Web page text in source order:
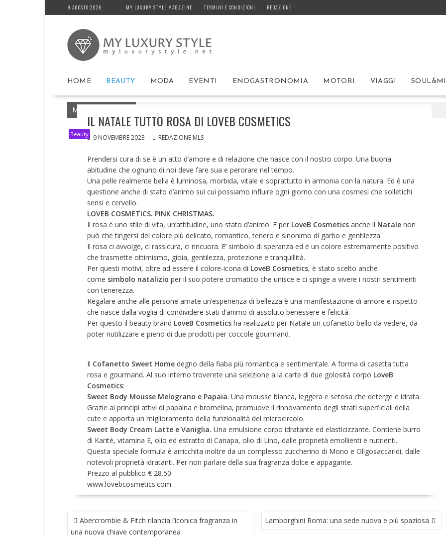
to
9 AGOSTO 2026 MY LUXURY STYLE MAGAZINE TERMINI E CONDIZIONI REDAZIONE
HOME BEAUTY MODA EVENTI ENOGASTRONOMIA MOTORI VIAGGI
MyLuxuryStyle.net
Beauty
IL NATALE TUTTO ROSA DI LOVEB COSMETICS
9 NOVEMBRE 2023 REDAZIONE MLS
Prendersi cura di se è un atto d’amore e di relazione che nasce con il nostro corpo. Una buona
abitudine che ognuno di noi deve fare sua e perorare nel tempo.
Una pelle realmente bella è luminosa, morbida, vitale e soprattutto in armonia con la natura. Ed è una
questione anche di stato d’animo sui cui possiamo influire ogni giorno con una cosmesi che solletichi
sensi e cervello.
LOVEB COSMETICS. PINK CHRISTMAS.
Il rosa è uno stile di vita, un’attitudine, uno stato d’animo. E per LoveB Cosmetics anche il Natalenon
può che tingersi del colore più delicato, romantico, tenero e sinonimo di garbo e gentilezza.
Il rosa ci avvolge, ci rassicura, ci rincuora. E’ simbolo di speranza ed è un colore estremamente positivo
che trasmette ottimismo, gioia, gentilezza, protezione e tranquillità.
Per questi motivi, oltre ad essere il colore-icona di LoveB Cosmetics, è stato scelto anche
come simbolo natalizio per il suo potere cromatico che unisce e ci spinge a vivere i nostri sentimenti
con tenerezza.
Regalare anche alle persone amate un’esperienza di bellezza è una manifestazione di amore e rispetto
che nasce dalla voglia di condividere stati d’animo di assoluto benessere e felicità.
Per questo il beauty brand LoveB Cosmeticsha realizzato per Natale un cofanetto bello da vedere, da
poter riutilizzare e pieno di due prodotti per coccole gourmand.
Il Cofanetto Sweet Homedegno della fiaba più romantica e sentimentale. A forma di casetta tutta
rosa e gourmand. Al suo interno troverete una selezione a la carte di due golosità corpo LoveB
Cosmetics:
Sweet Body Mousse Melograno e Papaia. Una mousse bianca, leggera e setosa che deterge e idrata.
Grazie ai principi attivi di papaina e bromelina, promuove il rinnovamento degli strati superficiali della
cute e apporta un miglioramento della funzionalità del microcircolo.
Sweet Body Cream Latte e Vaniglia. Una emulsione corpo idratante ed elasticizzante. Contiene burro
di Karité, vitamina E, olio ed estratto di Canapa, olio di Lino, dalle proprietà emollienti e nutrienti.
Questa speciale formula è arricchita inoltre da un complesso zuccherino di Mono e Oligosaccaridi, dalle
notevoli proprietà idratanti. Per non parlare della sua fragranza dolce e appagante.
Prezzo al pubblico € 28.50
www.lovebcosmetics.com
NAVIGAZIONE
ARTICOLI
Abercrombie & Fitch rilancia l’iconica fragranza in
una nuova chiave contemporanea
Lamborghini Roma: una sede nuova e più spaziosa